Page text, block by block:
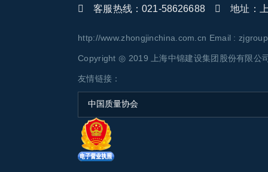
客服热线：021-58626688 地址：上
http://www.zhongjinchina.com.cn Email :
Copyright ◎ 2019 上海中锦建设集团股份有限公
友情链接：